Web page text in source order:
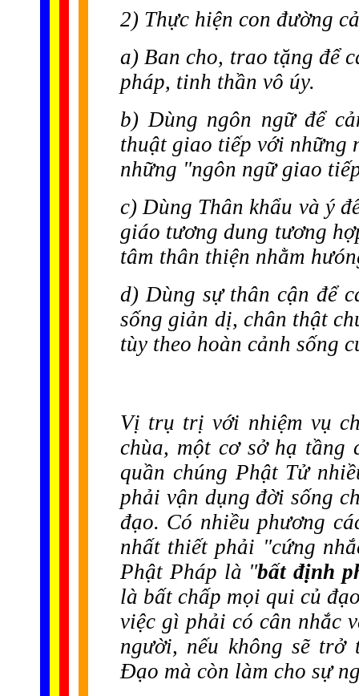
2) Thực hiện con đường
a) Ban cho, trao tặng để
pháp, tinh thần vô úy.
b) Dùng ngôn ngữ để
thuật giao tiếp với những
những "ngôn ngữ giao
c) Dùng Thân khẩu và ý
giáo tương dung tương
tâm thân thiện nhằm
d) Dùng sự thân cận để
sống giản dị, chân thật
tùy theo hoàn cảnh sống
Vị trụ trị với nhiệm vụ
chùa, một cơ sở hạ
quần chúng Phật Tử
phải vận dụng đời sống
đạo. Có nhiều phương
nhất thiết phải "cứng
Phật Pháp là "bất định
là bất chấp mọi qui củ
việc gì phải có cân nhắc
người, nếu không sẽ
Đạo mà còn làm cho sự